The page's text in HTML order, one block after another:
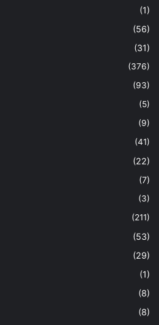
(1)
(56)
(31)
(376)
(93)
(5)
(9)
(41)
(22)
(7)
(3)
(211)
(53)
(29)
(1)
(8)
(8)